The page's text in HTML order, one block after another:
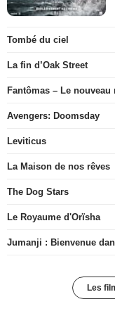
Tombé du ciel
La fin d’Oak Street
Fantômas – Le nouveau
Avengers: Doomsday
Leviticus
La Maison de nos rêves
The Dog Stars
Le Royaume d'Orïsha
Jumanji : Bienvenue
Les